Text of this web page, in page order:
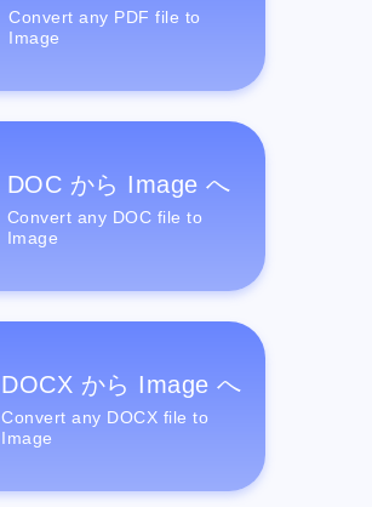
Convert any PDF file to
Image
DOC から Image へ
Convert any DOC file to
Image
DOCX から Image へ
Convert any DOCX file to
Image